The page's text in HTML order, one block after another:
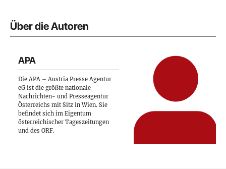
Über die Autoren
APA
Die APA – Austria Presse Agentur
eG ist die größte nationale
Nachrichten- und Presseagentur
Österreichs mit Sitz in Wien. Sie
befindet sich im Eigentum
österreichischer Tageszeitungen
und des ORF.